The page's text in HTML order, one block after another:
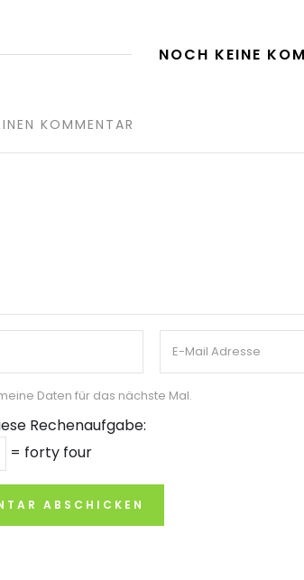
NOCH KEINE
KOMMENTAR
Daten für das nächste Mal.
Rechenaufgabe:
= forty four